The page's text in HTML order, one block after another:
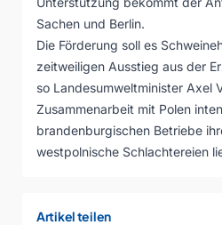
Sachen und Berlin.
Die Förderung soll es
zeitweiligen Ausstieg aus der
so Landesumweltminister Axel
Zusammenarbeit mit Polen
brandenburgischen Betriebe
westpolnische Schlachtereien
Artikel teilen